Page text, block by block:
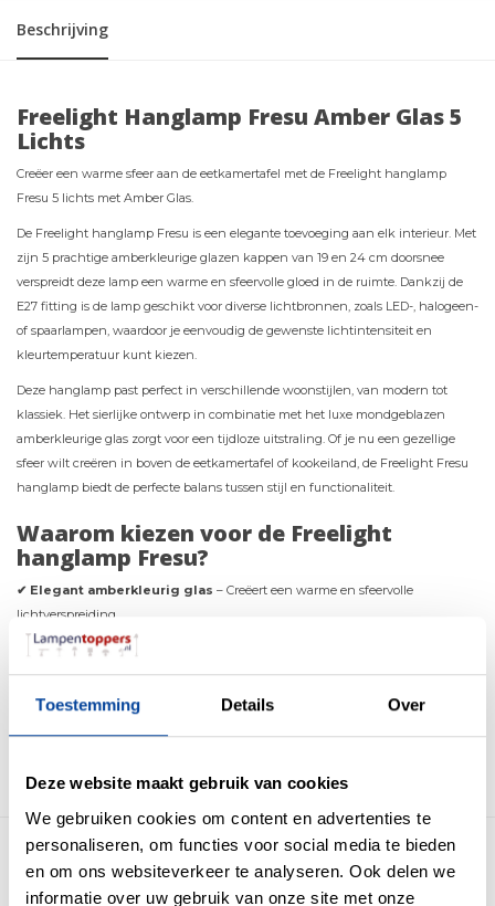
Toestemming Details Over
Deze website maakt gebruik van cookies
We gebruiken cookies om content en advertenties te
personaliseren, om functies voor social media te bieden
en om ons websiteverkeer te analyseren. Ook delen we
informatie over uw gebruik van onze site met onze
Beschrijving
Freelight Hanglamp Fresu Amber Glas 5
Lichts
Creëer een warme sfeer aan de eetkamertafel met de Freelight hanglamp
Fresu 5 lichts met Amber Glas.
De Freelight hanglamp Fresu is een elegante toevoeging aan elk interieur. Met
zijn 5 prachtige amberkleurige glazen kappen van 19 en 24 cm doorsnee
verspreidt deze lamp een warme en sfeervolle gloed in de ruimte. Dankzij de
E27 fitting is de lamp geschikt voor diverse lichtbronnen, zoals LED-, halogeen-
of spaarlampen, waardoor je eenvoudig de gewenste lichtintensiteit en
kleurtemperatuur kunt kiezen.
Deze hanglamp past perfect in verschillende woonstijlen, van modern tot
klassiek. Het sierlijke ontwerp in combinatie met het luxe mondgeblazen
amberkleurige glas zorgt voor een tijdloze uitstraling. Of je nu een gezellige
sfeer wilt creëren in boven de eetkamertafel of kookeiland, de Freelight Fresu
hanglamp biedt de perfecte balans tussen stijl en functionaliteit.
Waarom kiezen voor de Freelight
hanglamp Fresu?
✔ Elegant amberkleurig glas – Creëert een warme en sfeervolle
lichtverspreiding.
✔ E27 fitting– Geschikt voor verschillende lichtbronnen naar wens.
✔ Tijdloos design – Past perfect in zowel moderne als klassieke interieurs.
Meer producten uit deze serie